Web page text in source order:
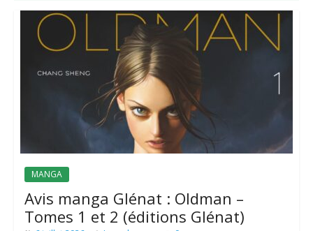
MANGA
Avis manga Glénat : Oldman –
Tomes 1 et 2 (éditions Glénat)